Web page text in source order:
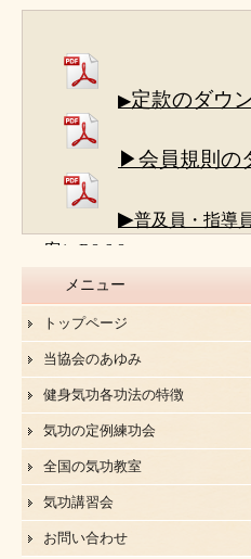
▶定款のダウ
▶会員規則の
▶普及員・指導
案）R8.6.8
メニュー
トップページ
当協会のあゆみ
健身気功各功法の特徴
気功の定例練功会
全国の気功教室
気功講習会
お問い合わせ